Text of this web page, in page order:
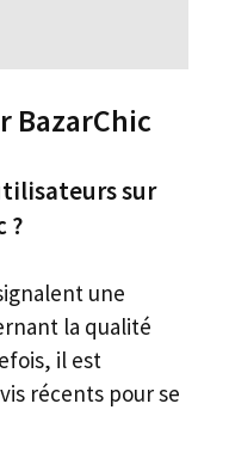
BazarChic
sur
?
une
la qualité
il est
récents pour se